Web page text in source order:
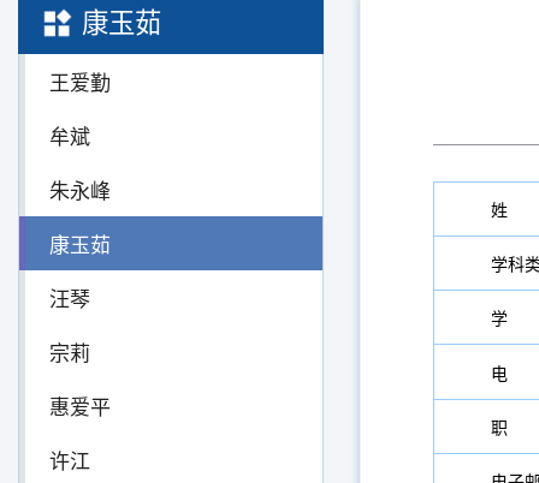
康玉茹
王爱勤
牟斌
朱永峰
康玉茹
汪琴
宗莉
惠爱平
许江
姓
学科
学
电
职